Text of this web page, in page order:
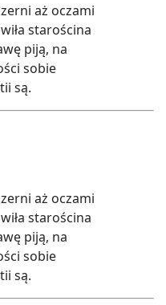
aż oczami
starościna
piją, na
sobie
są.
aż oczami
starościna
piją, na
sobie
są.